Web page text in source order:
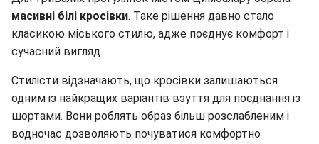
масивні білі кросівки. Таке рішення давно стало
класикою міського стилю, адже поєднує комфорт і
сучасний вигляд.
Стилісти відзначають, що кросівки залишаються
одним із найкращих варіантів взуття для поєднання із
шортами. Вони роблять образ більш розслабленим і
водночас дозволяють почуватися комфортно